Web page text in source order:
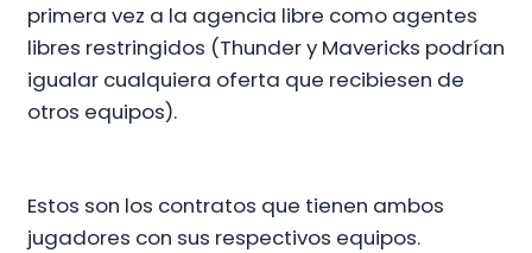
primera vez a la agencia libre como agentes
libres restringidos (Thunder y Mavericks podrían
igualar cualquiera oferta que recibiesen de
otros equipos).
Estos son los contratos que tienen ambos
jugadores con sus respectivos equipos.